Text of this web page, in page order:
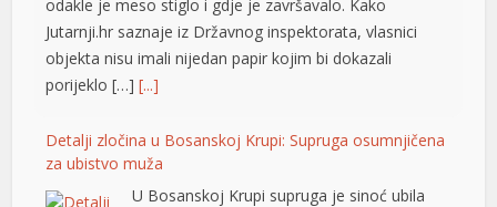
odakle je meso stiglo i gdje je završavalo. Kako
Jutarnji.hr saznaje iz Državnog inspektorata, vlasnici
objekta nisu imali nijedan papir kojim bi dokazali
porijeklo […][...]
Detalji zločina u Bosanskoj Krupi: Supruga osumnjičena
za ubistvo muža
U Bosanskoj Krupi supruga je sinoć ubila